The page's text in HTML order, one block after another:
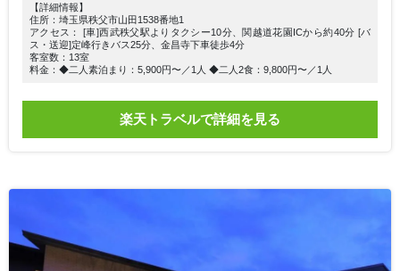
【詳細情報】
住所：埼玉県秩父市山田1538番地1
アクセス： [車]西武秩父駅よりタクシー10分、関越道花園ICから約40分 [バ
ス・送迎]定峰行きバス25分、金昌寺下車徒歩4分
客室数：13室
料金：◆二人素泊まり：5,900円〜／1人 ◆二人2食：9,800円〜／1人
楽天トラベルで詳細を見る